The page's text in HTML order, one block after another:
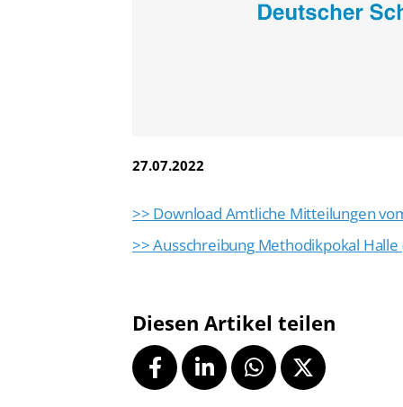
27.07.2022
>> Download Amtliche Mitteilungen
>> Ausschreibung Methodikpokal
Diesen Artikel teilen